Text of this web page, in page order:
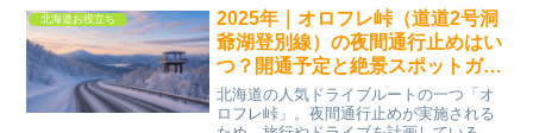
者が訪れます。本記事では、アクセス方
法や豆まきの楽...
北海道お役立ち
2025年｜オロフレ峠（道道2号洞
爺湖登別線）の夜間通行止めはい
つ？開通予定と絶景スポットガイ
ド
北海道の人気ドライブルートの一つ「オ
ロフレ峠」。夜間通行止めが実施される